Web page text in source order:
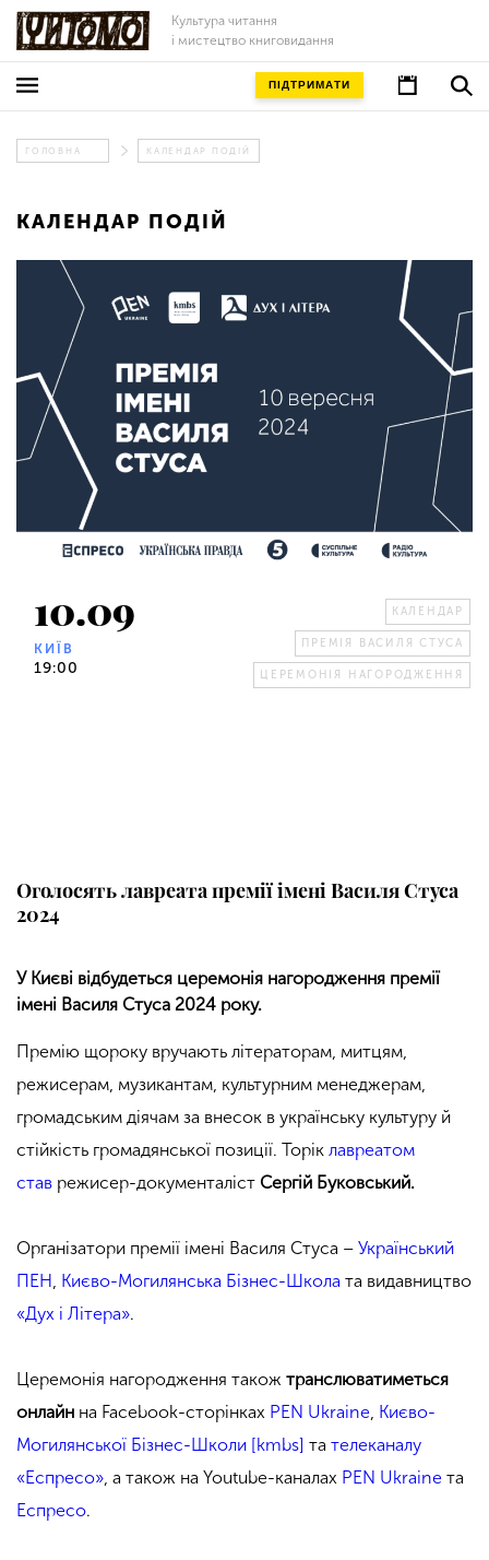
Культура читання
і мистецтво книговидання
ПІДТРИМАТИ
ГОЛОВНА КАЛЕНДАР ПОДІЙ
КАЛЕНДАР ПОДІЙ
10.09
КИЇВ
19:00
КАЛЕНДАР
ПРЕМІЯ ВАСИЛЯ СТУСА
ЦЕРЕМОНІЯ НАГОРОДЖЕННЯ
Оголосять лавреата премії імені Василя Стуса
2024
У Києві відбудеться церемонія нагородження премії
імені Василя Стуса 2024 року.
Премію щороку вручають літераторам, митцям,
режисерам, музикантам, культурним менеджерам,
громадським діячам за внесок в українську культуру й
стійкість громадянської позиції. Торік лавреатом
став режисер-документаліст Сергій Буковський.
Організатори премії імені Василя Стуса – Український
ПЕН, Києво-Могилянська Бізнес-Школа та видавництво
«Дух і Літера».
Церемонія нагородження також транслюватиметься
онлайн на Facebook-сторінках PEN Ukraine, Києво-
Могилянської Бізнес-Школи [kmbs] та телеканалу
«Еспресо», а також на Youtube-каналах PEN Ukraine та
Еспресо.